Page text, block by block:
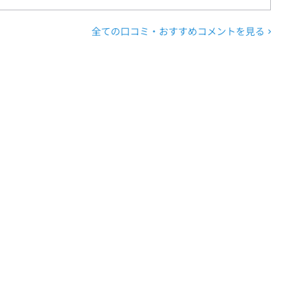
全ての口コミ・おすすめコメントを見る